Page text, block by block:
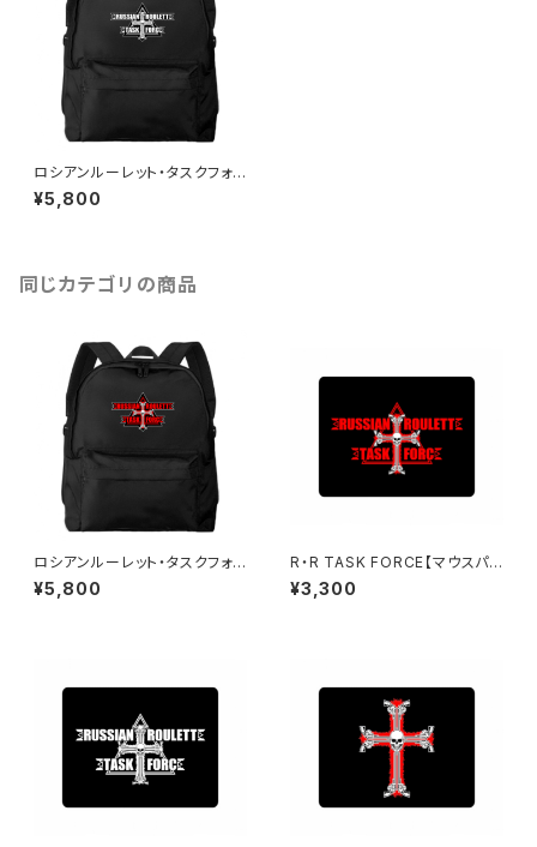
ロシアンルーレット・タスクフォ
ース バックパック【ホワイトエ
ンブレム】
¥5,800
同じカテゴリの商品
ロシアンルーレット・タスクフォ
ース バックパック【レッドエン
ブレム】
¥5,800
R・R TASK FORCE【マウスパッ
ド】壱
¥3,300